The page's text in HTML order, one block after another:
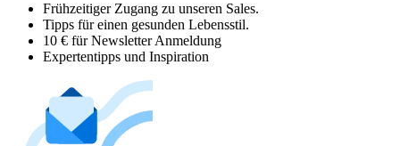
Frühzeitiger Zugang zu unseren Sales.
Tipps für einen gesunden Lebensstil.
10 € für Newsletter Anmeldung
Expertentipps und Inspiration